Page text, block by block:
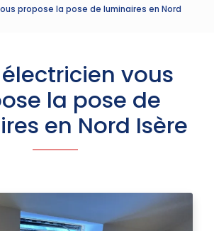
propose la pose de luminaires en Nord
vous
la pose de
en Nord Isère